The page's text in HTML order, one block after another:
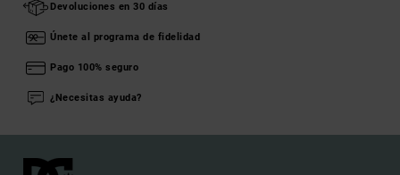
Devoluciones en 30 días
Únete al programa de fidelidad
Pago 100% seguro
¿Necesitas ayuda?